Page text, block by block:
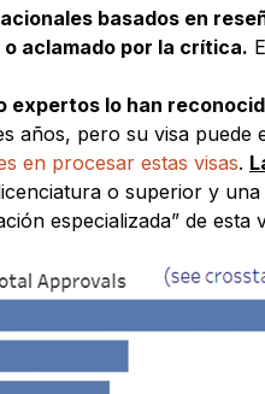
basados en
aclamado por la crítica.
lo han
pero su visa
en procesar estas visas.
o superior y
especializada” de